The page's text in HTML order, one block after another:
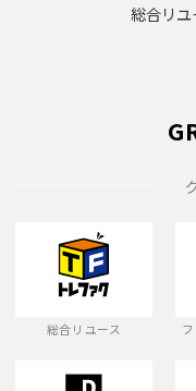
総合リユ
総合リユース